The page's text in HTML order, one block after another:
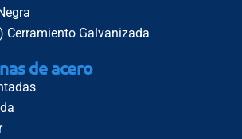
Cerramiento Galvanizada
de acero